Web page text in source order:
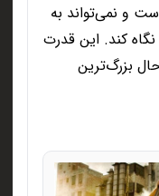
و نمی‌تواند به
کند. این قدرت
بزرگ‌ترین